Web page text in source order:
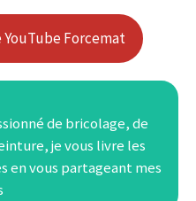
YouTube Forcemat
de bricolage, de
je vous livre les
en vous partageant mes